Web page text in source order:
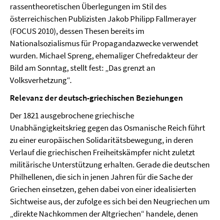
rassentheoretischen Überlegungen im Stil des
österreichischen Publizisten Jakob Philipp Fallmerayer
(FOCUS 2010), dessen Thesen bereits im
Nationalsozialismus für Propagandazwecke verwendet
wurden. Michael Spreng, ehemaliger Chefredakteur der
Bild am Sonntag, stellt fest: „Das grenzt an
Volksverhetzung“.
Relevanz der deutsch-griechischen Beziehungen
Der 1821 ausgebrochene griechische
Unabhängigkeitskrieg gegen das Osmanische Reich führt
zu einer europäischen Solidaritätsbewegung, in deren
Verlauf die griechischen Freiheitskämpfer nicht zuletzt
militärische Unterstützung erhalten. Gerade die deutschen
Philhellenen, die sich in jenen Jahren für die Sache der
Griechen einsetzen, gehen dabei von einer idealisierten
Sichtweise aus, der zufolge es sich bei den Neugriechen um
„direkte Nachkommen der Altgriechen“ handele, denen